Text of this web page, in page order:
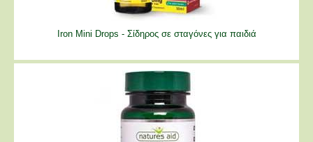
Iron Mini Drops - Σίδηρος σε σταγόνες για παιδιά